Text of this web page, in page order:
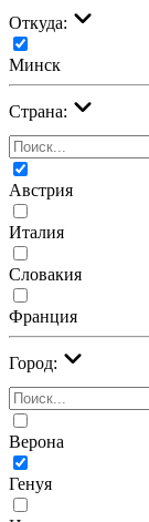
Откуда:
Минск
Страна:
Австрия
Италия
Словакия
Франция
Город:
Верона
Генуя